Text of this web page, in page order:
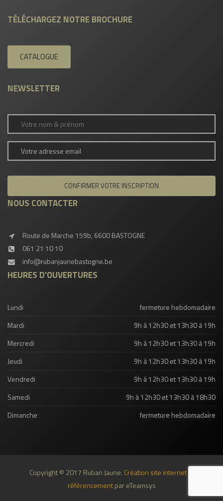
TÉLÉCHARGEZ NOTRE BROCHURE
CATALOGUE
NEWSLETTER
NOUS CONTACTER
Route de Marche 159b, 6600 BASTOGNE
061 21 10 10
info@rubanjaunebastogne.be
HEURES D'OUVERTURES
Lundi
fermeture hebdomadaire
Mardi
9h à 12h30 et 13h30 à 19h
Mercredi
9h à 12h30 et 13h30 à 19h
Jeudi
9h à 12h30 et 13h30 à 19h
Vendredi
9h à 12h30 et 13h30 à 19h
Samedi
9h à 12h30 et 13h30 à 18h30
Dimanche
fermeture hebdomadaire
Copyright © 2017 Ruban Jaune. Création site internet et
référencementpar eTeamsys